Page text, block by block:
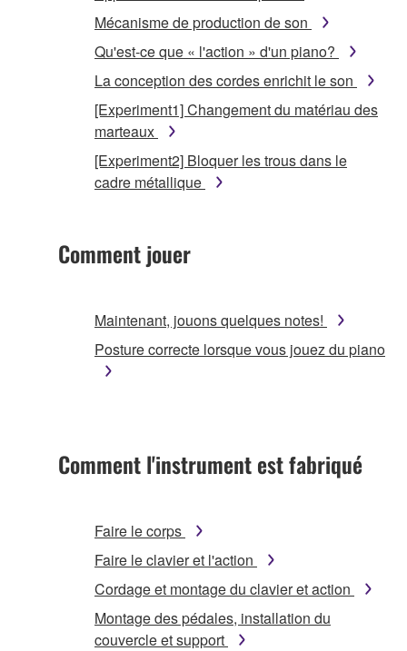
Mécanisme de production de son
Qu'est-ce que « l'action » d'un piano?
La conception des cordes enrichit le son
[Experiment1] Changement du matériau des
marteaux
[Experiment2] Bloquer les trous dans le
cadre métallique
Comment jouer
Maintenant, jouons quelques notes!
Posture correcte lorsque vous jouez du piano
Comment l'instrument est fabriqué
Faire le corps
Faire le clavier et l'action
Cordage et montage du clavier et action
Montage des pédales, installation du
couvercle et support